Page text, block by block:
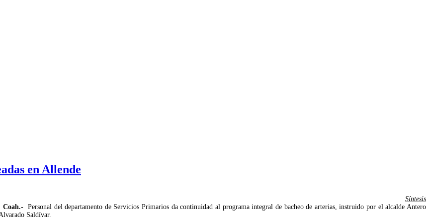
en Allende
Síntesis
Coah.- Personal del departamento de Servicios Primarios da continuidad al programa integral de bacheo de arterias, instruido por el alcalde Antero
Saldívar.